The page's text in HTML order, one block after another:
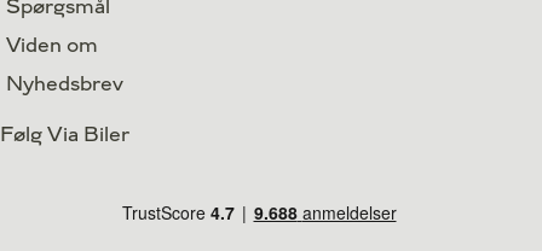
Spørgsmål
Viden om
Nyhedsbrev
Følg Via Biler